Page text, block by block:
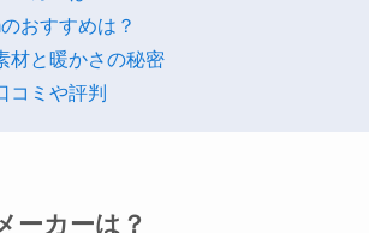
おすすめは？
材と暖かさの秘密
コミや評判
ーカーは？